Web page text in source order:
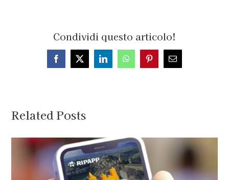
Condividi questo articolo!
Facebook
X LinkedInWhatsAppPinterestEmail
Related Posts